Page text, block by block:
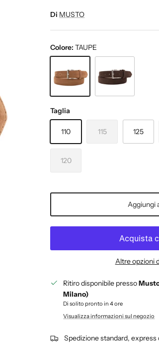
Di MUSTO
Colore:TAUPE
Taglia
110 115 125
120
Aggiungi
Altre opzioni
Ritiro disponibile presso
Milano)
Di solito pronto in 4 ore
Visualizza informazioni sul negozio
Spedizione standard,